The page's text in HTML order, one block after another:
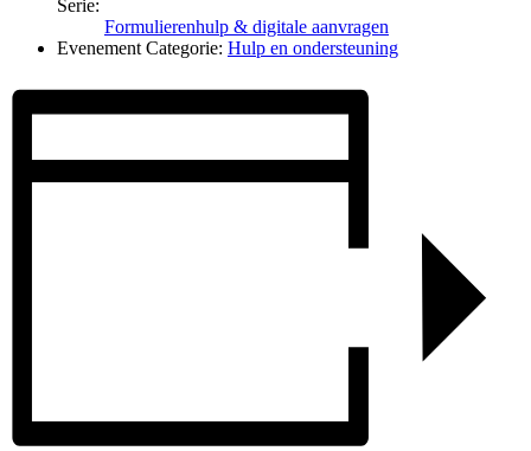
Serie:
Formulierenhulp & digitale aanvragen
Evenement Categorie: Hulp en ondersteuning